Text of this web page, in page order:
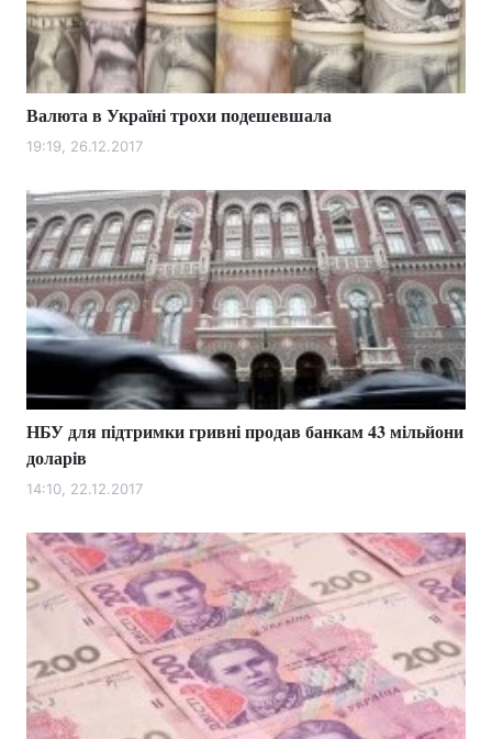
Валюта в Україні трохи подешевшала
19:19, 26.12.2017
НБУ для підтримки гривні продав банкам 43 мільйони
доларів
14:10, 22.12.2017